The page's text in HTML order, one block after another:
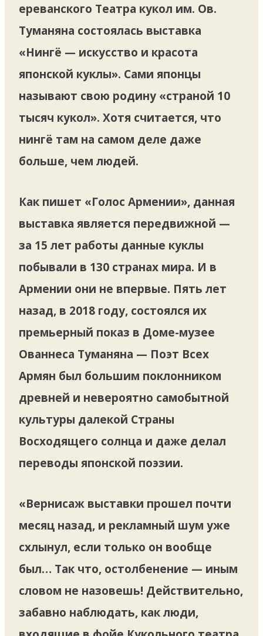
ереванского Театра кукол им. Ов.
Туманяна состоялась выставка
«Нингё — искусство и красота
японской куклы». Сами японцы
называют свою родину «страной 10
тысяч кукол». Хотя считается, что
нингё там на самом деле даже
больше, чем людей.
Как пишет «Голос Армении», данная
выставка является передвижной —
за 15 лет работы данные куклы
побывали в 130 странах мира. И в
Армении они не впервые. Пять лет
назад, в 2018 году, состоялся их
премьерный показ в Доме-музее
Ованнеса Туманяна — Поэт Всех
Армян был большим поклонником
древней и невероятно самобытной
культуры далекой Страны
Восходящего солнца и даже делал
переводы японской поэзии.
«Вернисаж выставки прошел почти
месяц назад, и рекламный шум уже
схлынул, если только он вообще
был… Так что, остолбенение — иным
словом не назовешь! Действительно,
забавно наблюдать, как люди,